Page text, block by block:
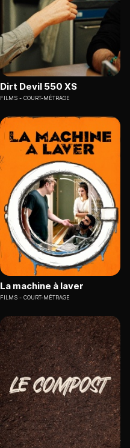
Dirt Devil 550 XS
FILMS COURT-MÉTRAGE
La machine à laver
FILMS COURT-MÉTRAGE